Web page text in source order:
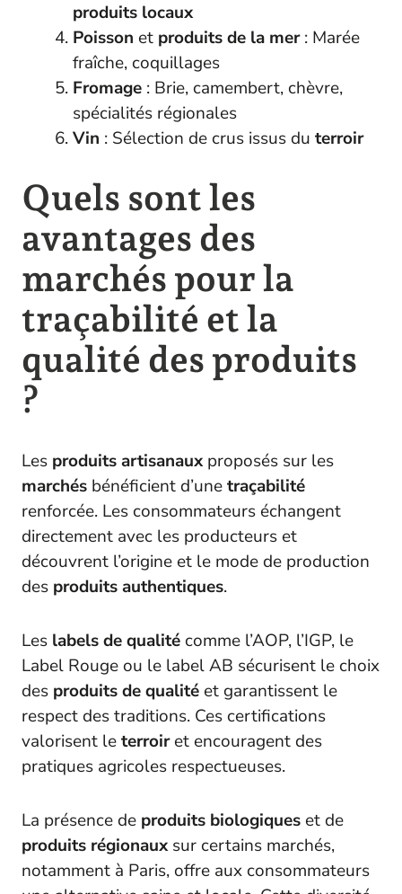
produits locaux
Poisson et produits de la mer: Marée
fraîche, coquillages
Fromage : Brie, camembert, chèvre,
spécialités régionales
Vin : Sélection de crus issus du terroir
Quels sont les
avantages des
marchés pour la
traçabilité et la
qualité des produits
?
Les produits artisanauxproposés sur les
marchés bénéficient d’unetraçabilité
renforcée. Les consommateurs échangent
directement avec les producteurs et
découvrent l’origine et le mode de production
des produits authentiques.
Les labels de qualité comme l’AOP, l’IGP, le
Label Rouge ou le label AB sécurisent le choix
des produits de qualité et garantissent le
respect des traditions. Ces certifications
valorisent leterroiret encouragent des
pratiques agricoles respectueuses.
La présence de produits biologiques et de
produits régionauxsur certains marchés,
notamment à Paris, offre aux consommateurs